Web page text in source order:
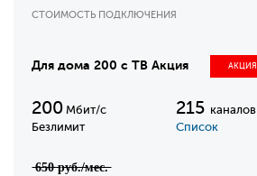
СТОИМОСТЬ ПОДКЛЮЧЕНИЯ
Для дома 200 с ТВ Акция АКЦИЯ
200 Мбит/с
Безлимит
215каналов
Список
̶6̶5̶0̶ ̶р̶у̶б̶.̶/̶м̶е̶с̶.̶